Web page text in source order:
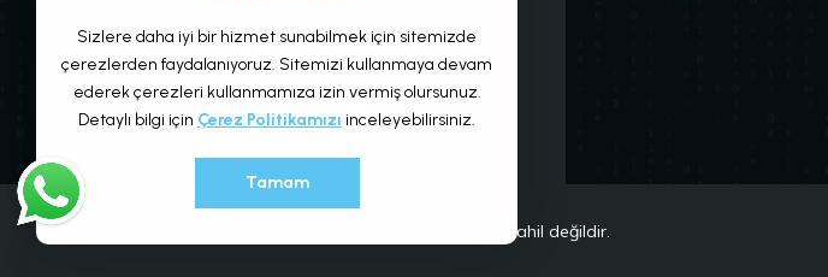
© 2025 Tüm Hakları Saklıdır. Fiyatlarımıza KDV dahil değildir.
Sizlere daha iyi bir hizmet sunabilmek için sitemizde
çerezlerden faydalanıyoruz. Sitemizi kullanmaya devam
ederek çerezleri kullanmamıza izin vermiş olursunuz.
Detaylı bilgi için Çerez Politikamızı inceleyebilirsiniz.
Tamam